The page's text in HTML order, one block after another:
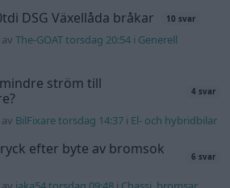
DSG Växellåda bråkar 10 svar
avThe-GOAT torsdag 20:54 i Generell
ström till
4 svar
BilFixare torsdag 14:37 i El- och hybridbilar
efter byte av bromsok
6 svar